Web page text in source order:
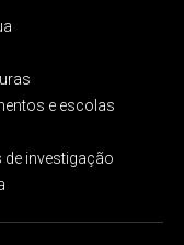
e escolas
de investigação